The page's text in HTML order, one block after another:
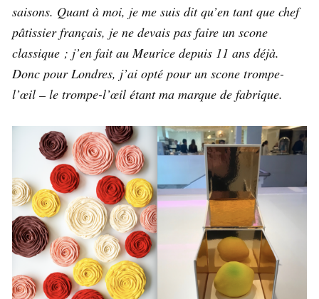
saisons. Quant à moi, je me suis dit qu’en tant que chef
pâtissier français, je ne devais pas faire un scone
classique ; j’en fait au Meurice depuis 11 ans déjà.
Donc pour Londres, j’ai opté pour un scone trompe-
l’œil – le trompe-l’œil étant ma marque de fabrique.